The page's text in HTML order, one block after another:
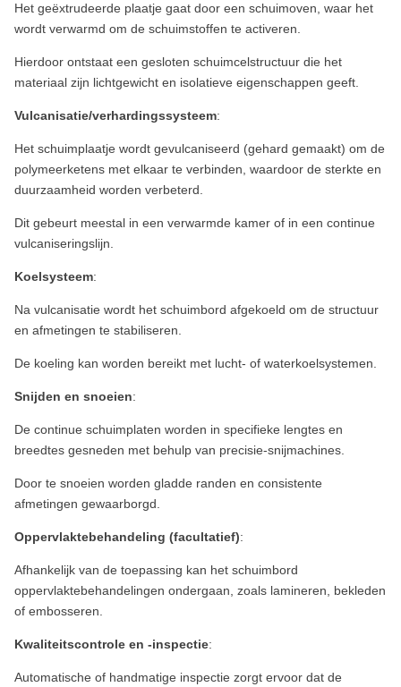
Het geëxtrudeerde plaatje gaat door een schuimoven, waar het
wordt verwarmd om de schuimstoffen te activeren.
Hierdoor ontstaat een gesloten schuimcelstructuur die het
materiaal zijn lichtgewicht en isolatieve eigenschappen geeft.
Vulcanisatie/verhardingssysteem:
Het schuimplaatje wordt gevulcaniseerd (gehard gemaakt) om de
polymeerketens met elkaar te verbinden, waardoor de sterkte en
duurzaamheid worden verbeterd.
Dit gebeurt meestal in een verwarmde kamer of in een continue
vulcaniseringslijn.
Koelsysteem:
Na vulcanisatie wordt het schuimbord afgekoeld om de structuur
en afmetingen te stabiliseren.
De koeling kan worden bereikt met lucht- of waterkoelsystemen.
Snijden en snoeien:
De continue schuimplaten worden in specifieke lengtes en
breedtes gesneden met behulp van precisie-snijmachines.
Door te snoeien worden gladde randen en consistente
afmetingen gewaarborgd.
Oppervlaktebehandeling (facultatief):
Afhankelijk van de toepassing kan het schuimbord
oppervlaktebehandelingen ondergaan, zoals lamineren, bekleden
of embosseren.
Kwaliteitscontrole en -inspectie:
Automatische of handmatige inspectie zorgt ervoor dat de